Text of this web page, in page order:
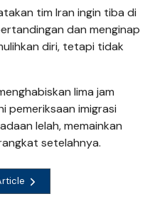
tim Iran ingin tiba di
dan menginap
diri, tetapi tidak
lima jam
pemeriksaan imigrasi
lelah, memainkan
setelahnya.